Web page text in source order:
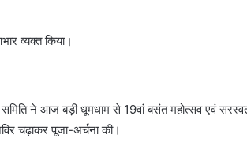
व्यक्त किया।
ने आज बड़ी धूमधाम से 19वां बसंत महोत्सव एवं
चढ़ाकर पूजा-अर्चना की।